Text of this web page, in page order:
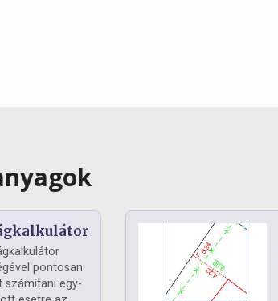
pontosan
számítani egy-